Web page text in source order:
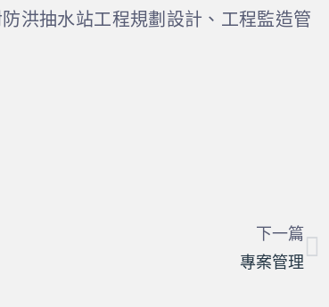
洪抽水站工程規劃設計、工程監造管
下一篇
專案管理